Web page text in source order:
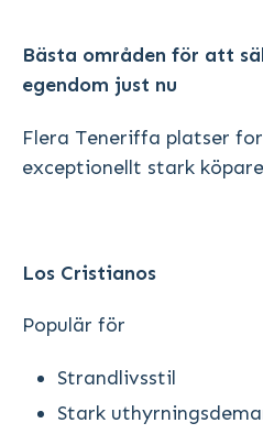
Bästa områden för att
egendom just nu
Flera Teneriffa platser
exceptionellt stark
Los Cristianos
Populär för
Strandlivsstil
Stark